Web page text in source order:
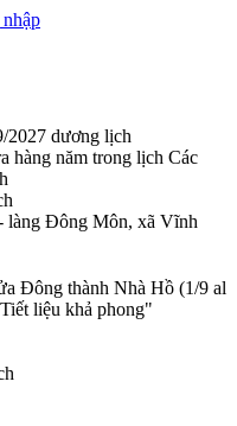
2027 dương lịch
hàng năm trong lịch Các
làng Đông Môn, xã Vĩnh
Đông thành Nhà Hồ (1/9 al
liệu khả phong"